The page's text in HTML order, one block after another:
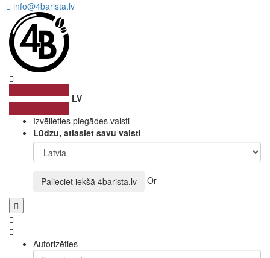
info@4barista.lv
LV
Izvēlieties piegādes valsti
Lūdzu, atlasiet savu valsti
Palieciet iekšā 4barista.lv Or
Autorizēties